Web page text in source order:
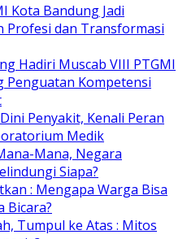
Kota Bandung Jadi
Profesi dan Transformasi
Hadiri Muscab VIII PTGMI
Penguatan Kompetensi
Penyakit, Kenali Peran
Medik
Mana, Negara
Siapa?
: Mengapa Warga Bisa
Bicara?
Tumpul ke Atas : Mitos